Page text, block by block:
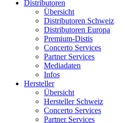
Distributoren
Übersicht
Distributoren Schweiz
Distributoren Europa
Premium-Distis
Concerto Services
Partner Services
Mediadaten
Infos
Hersteller
Übersicht
Hersteller Schweiz
Concerto Services
Partner Services